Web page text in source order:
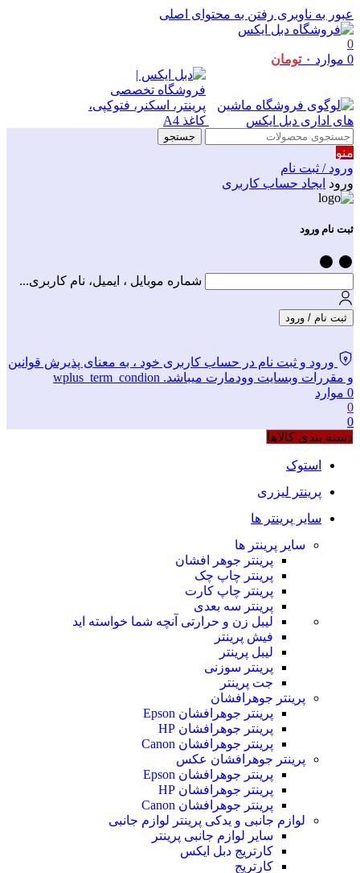
عبور به ناوبری رفتن به محتوای اصلی
0
0 موارد ۰ تومان
جستجو
منو
ورود / ثبت نام
ورود ایجاد حساب کاربری
ثبت نام ورود
شماره موبایل ، ایمیل، نام کاربری...
ثبت نام / ورود
ورود و ثبت نام در حساب کاربری خود ، به معنای پذیرش قوانین
و مقررات وبسایت وودمارت میباشد. wplus_term_condion
0 موارد
0
0
دسته بندی کالاها
استوک
پرینتر لیزری
سایر پرینتر ها
سایر پرینتر ها
پرینتر جوهر افشان
پرینتر چاپ چک
پرینتر چاپ کارت
پرینتر سه بعدی
لیبل زن و حرارتی آنچه شما خواسته اید
فیش پرینتر
لیبل پرینتر
پرینتر سوزنی
جت پرینتر
پرینتر جوهرافشان
پرینتر جوهرافشان Epson
پرینتر جوهرافشان HP
پرینتر جوهرافشان Canon
پرینتر جوهرافشان عکس
پرینتر جوهرافشان Epson
پرینتر جوهرافشان HP
پرینتر جوهرافشان Canon
لوازم جانبی و یدکی پرینتر لوازم جانبی
سایر لوازم جانبی پرینتر
کارتریج دبل ایکس
کارتریج